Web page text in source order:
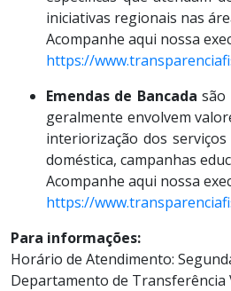
iniciativas regionais nas
Acompanhe aqui nossa
https://
Emendas de Bancada são
geralmente envolvem
interiorização dos
doméstica, campanhas
Acompanhe aqui nossa
https://
Para informações:
Horário de Atendimento:
Departamento de Transferência